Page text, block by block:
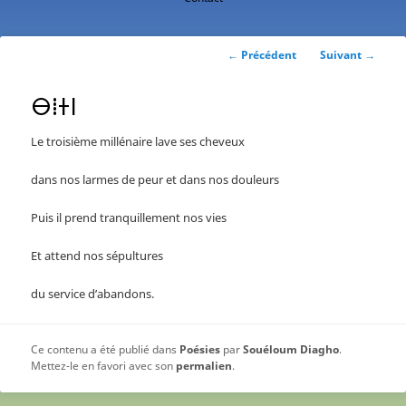
Navigation
← Précédent Suivant →
ⴱⵂⵜⵏ
Le troisième millénaire lave ses cheveux
dans nos larmes de peur et dans nos douleurs
Puis il prend tranquillement nos vies
Et attend nos sépultures
du service d’abandons.
Ce contenu a été publié dans Poésies parSouéloum Diagho.
Mettez-le en favori avec son permalien.